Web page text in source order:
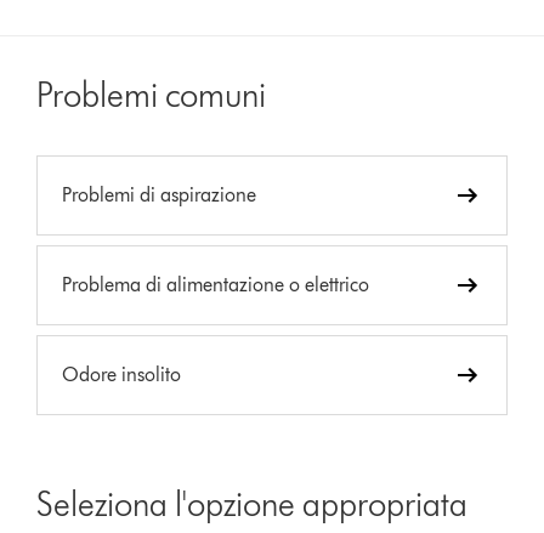
Problemi comuni
Problemi di aspirazione
Problema di alimentazione o elettrico
Odore insolito
Seleziona l'opzione appropriata